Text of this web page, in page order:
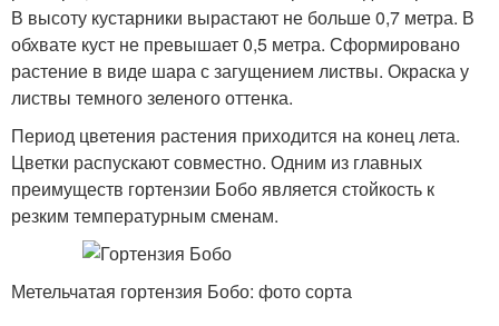
В высоту кустарники вырастают не больше 0,7 метра. В
обхвате куст не превышает 0,5 метра. Сформировано
растение в виде шара с загущением листвы. Окраска у
листвы темного зеленого оттенка.
Период цветения растения приходится на конец лета.
Цветки распускают совместно. Одним из главных
преимуществ гортензии Бобо является стойкость к
резким температурным сменам.
Метельчатая гортензия Бобо: фото сорта